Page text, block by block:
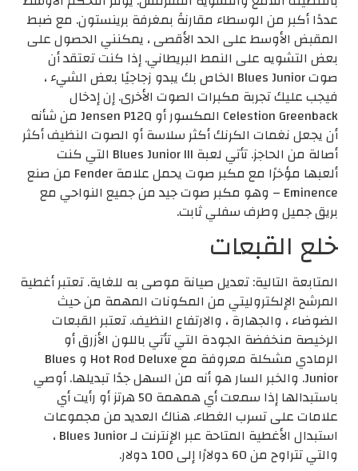
عددًا أكبر من الوسطاء مقارنةً بمغرفة برينستون. مع ضبط
المقبض الأوسط على الحد الأقصى ، يمكنني الحصول على
بعض التشويه على النمط البريطاني. إذا كنت تعتقد أن
صوت Blues Junior الخاص بك يبدو زجاجيًا بعض الشيء ،
فيجب عليك تجربة مكبرات الصوت الأخرى. إن إدخال
Celestion Greenback المكسور أو Jensen P12Q من شأنه
أن يجعل نغمات الكرنك أكثر سلاسة أو الصوت النظيف أكثر
أصالة من الحاجز. تأتي لعبة Blues Junior III التي كنت
ألعبها مؤخرًا مع مكبر صوت يحمل علامة Fender من صنع
Eminence – وهو مكبر صوت جيد من جميع النواحي مع
بريق جميل وطرف سفلي ثابت.
خلع القبعات
المتابعة التالية: تعديل صيانة موصى به للغاية. تعتبر أغطية
المرشح الإلكتروليتي من المكونات المهمة من حيث
الضوضاء ، والجهارة ، والارتفاع النظيف. تعتبر القبعات
الرخيصة منخفضة الجودة التي تأتي باللون الأزرق أو
الرمادي مشكلة معروفة مع Hot Rod Deluxe و Blues
Junior. والخبر السار هو أنه من السهل جدًا تبديلها. أوصي
باستبدالها إذا سمعت أي همهمة 50 هرتز أو رأيت أي
علامات على تسرب الغطاء. هناك العديد من مجموعات
استبدال الأغطية المتاحة عبر الإنترنت لـ Blues Junior ،
والتي تتراوح من 60 دولارًا إلى 100 دولار.